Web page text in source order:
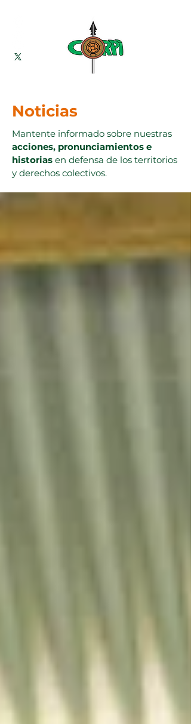
Noticias
Mantente informado sobre nuestras
acciones, pronunciamientos e
historias en defensa de los territorios
y derechos colectivos.